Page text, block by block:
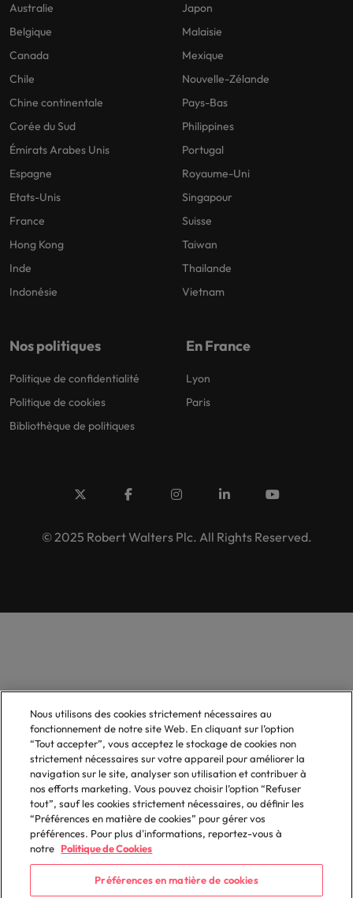
Australie
Belgique
Canada
Chile
Chine continentale
Corée du Sud
Émirats Arabes Unis
Espagne
Etats-Unis
France
Hong Kong
Inde
Indonésie
Japon
Malaisie
Mexique
Nouvelle-Zélande
Pays-Bas
Philippines
Portugal
Royaume-Uni
Singapour
Suisse
Taiwan
Thailande
Vietnam
Nos politiques
Politique de confidentialité
Politique de cookies
Bibliothèque de politiques
En France
Lyon
Paris
© 2025 Robert Walters Plc. All Rights Reserved.
Nous utilisons des cookies strictement nécessaires au
fonctionnement de notre site Web. En cliquant sur l’option
“Tout accepter”, vous acceptez le stockage de cookies non
strictement nécessaires sur votre appareil pour améliorer la
navigation sur le site, analyser son utilisation et contribuer à
nos efforts marketing. Vous pouvez choisir l’option “Refuser
tout”, sauf les cookies strictement nécessaires, ou définir les
“Préférences en matière de cookies” pour gérer vos
préférences. Pour plus d'informations, reportez-vous à
notre Politique de Cookies
Préférences en matière de cookies